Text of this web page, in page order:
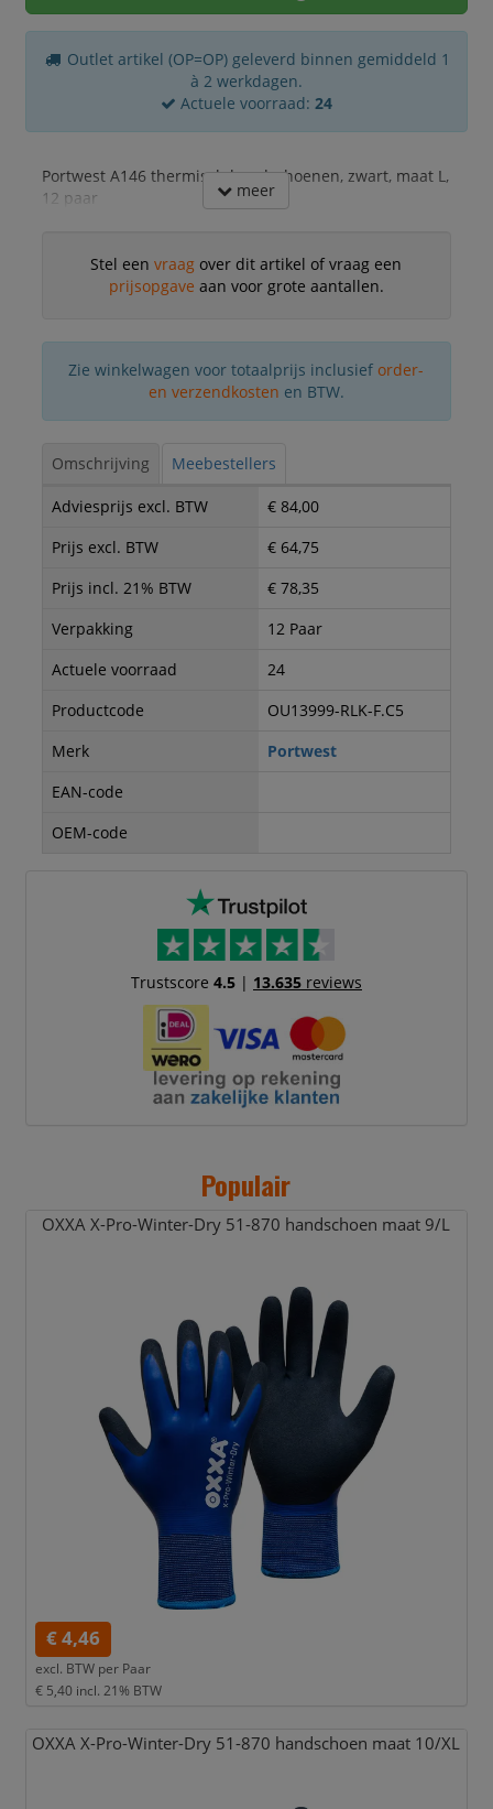
Outlet artikel (OP=OP) geleverd binnen gemiddeld 1
à 2 werkdagen.
Actuele voorraad: 24
Portwest A146 thermisch handschoenen, zwart, maat L,
12 paar
meer
Stel eenvraag over dit artikel of vraag een
prijsopgave aan voor grote aantallen.
Zie winkelwagen voor totaalprijs inclusief order-
en verzendkosten en BTW.
Omschrijving Meebestellers
Adviesprijs excl. BTW
€ 84,00
Prijs excl. BTW
€ 64,75
Prijs incl. 21% BTW
€ 78,35
Verpakking
12 Paar
Actuele voorraad
24
Productcode
OU13999-RLK-F.C5
Merk
Portwest
EAN-code
OEM-code
Trustscore 4.5| 13.635reviews
Populair
OXXA X-Pro-Winter-Dry 51-870 handschoen maat 9/L
€ 4,46
excl. BTW per Paar
€ 5,40 incl. 21% BTW
OXXA X-Pro-Winter-Dry 51-870 handschoen maat 10/XL